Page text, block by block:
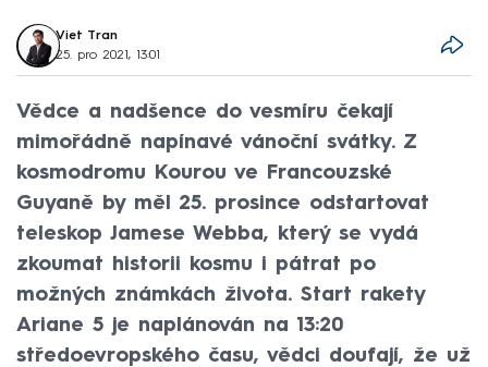
Viet Tran
25. pro 2021, 13:01
Vědce a nadšence do vesmíru čekají
mimořádně napínavé vánoční svátky. Z
kosmodromu Kourou ve Francouzské
Guyaně by měl 25. prosince odstartovat
teleskop Jamese Webba, který se vydá
zkoumat historii kosmu i pátrat po
možných známkách života. Start rakety
Ariane 5 je naplánován na 13:20
středoevropského času, vědci doufají, že už